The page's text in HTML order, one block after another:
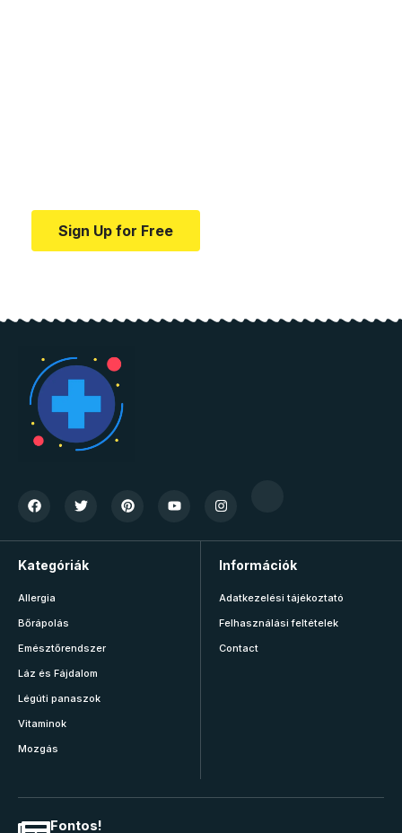
Sign Up for Free
Kategóriák
Allergia
Bőrápolás
Emésztőrendszer
Láz és Fájdalom
Légúti panaszok
Vitaminok
Mozgás
Információk
Adatkezelési tájékoztató
Felhasználási feltételek
Contact
Fontos!